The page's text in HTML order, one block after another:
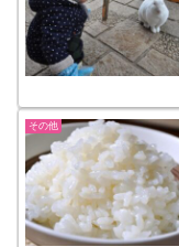
その他